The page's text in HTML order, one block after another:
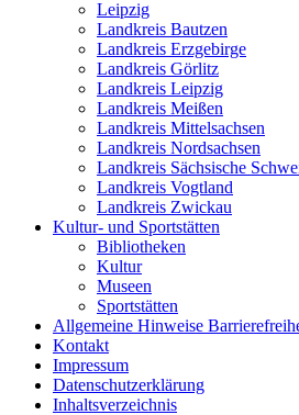
Leipzig
Landkreis Bautzen
Landkreis Erzgebirge
Landkreis Görlitz
Landkreis Leipzig
Landkreis Meißen
Landkreis Mittelsachsen
Landkreis Nordsachsen
Landkreis Sächsische
Landkreis Vogtland
Landkreis Zwickau
Kultur- und Sportstätten
Bibliotheken
Kultur
Museen
Sportstätten
Allgemeine Hinweise
Kontakt
Impressum
Datenschutzerklärung
Inhaltsverzeichnis